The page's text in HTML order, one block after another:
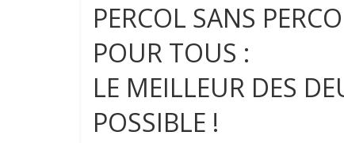
PERCOL SANS
POUR TOUS :
LE MEILLEUR DES
POSSIBLE !